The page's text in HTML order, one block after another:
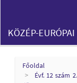
Content
Sidebar
KÖZÉP-
Főoldal
Évf. 12 szám